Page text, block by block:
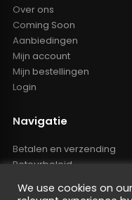
Over ons
Coming Soon
Aanbiedingen
Mijn account
Mijn bestellingen
Login
Navigatie
Betalen en verzending
Retourbeleid
Algemene voorwaarden
We use cookies on